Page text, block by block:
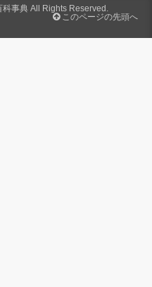
科事典 All Rights Reserved.
このページの先頭へ